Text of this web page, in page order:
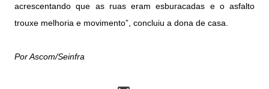
acrescentando que as ruas eram esburacadas e o asfalto
trouxe melhoria e movimento”, concluiu a dona de casa.
Por Ascom/Seinfra